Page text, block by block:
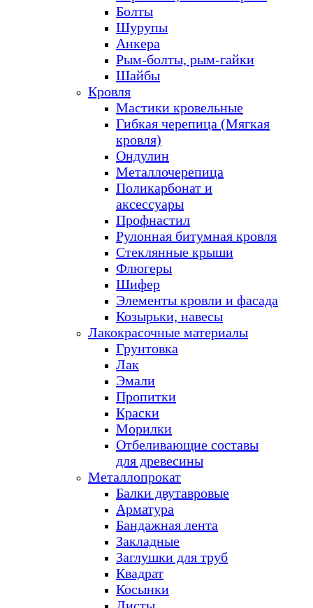
Болты
Шурупы
Анкера
Рым-болты, рым-гайки
Шайбы
Кровля
Мастики кровельные
Гибкая черепица (Мягкая
кровля)
Ондулин
Металлочерепица
Поликарбонат и
аксессуары
Профнастил
Рулонная битумная кровля
Стеклянные крыши
Флюгеры
Шифер
Элементы кровли и фасада
Козырьки, навесы
Лакокрасочные материалы
Грунтовка
Лак
Эмали
Пропитки
Краски
Морилки
Отбеливающие составы
для древесины
Металлопрокат
Балки двутавровые
Арматура
Бандажная лента
Закладные
Заглушки для труб
Квадрат
Косынки